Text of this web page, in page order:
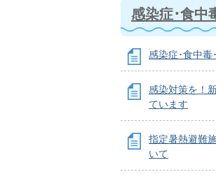
感染症･食中
感染症･食中毒
感染対策を！
ています
指定暑熱避難
いて